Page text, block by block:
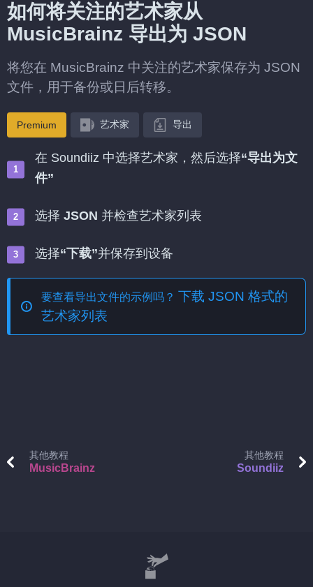
如何将关注的艺术家从
MusicBrainz 导出为 JSON
将您在 MusicBrainz 中关注的艺术家保存为 JSON
文件，用于备份或日后转移。
Premium 艺术家 导出
在 Soundiiz 中选择艺术家，然后选择“导出为文
件”
选择 JSON 并检查艺术家列表
选择“下载”并保存到设备
要查看导出文件的示例吗？ 下载 JSON 格式的
艺术家列表
其他教程
MusicBrainz
其他教程
Soundiiz